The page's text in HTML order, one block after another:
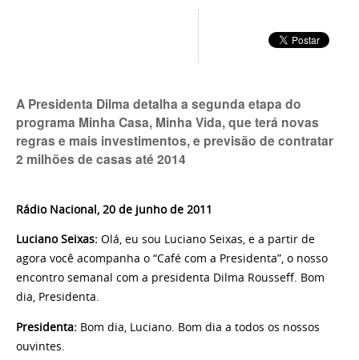
A Presidenta Dilma detalha a segunda etapa do
programa Minha Casa, Minha Vida, que terá novas
regras e mais investimentos, e previsão de contratar
2 milhões de casas até 2014
Rádio Nacional, 20 de junho de 2011
Luciano Seixas: Olá, eu sou Luciano Seixas, e a partir de
agora você acompanha o “Café com a Presidenta”, o nosso
encontro semanal com a presidenta Dilma Rousseff. Bom
dia, Presidenta.
Presidenta: Bom dia, Luciano. Bom dia a todos os nossos
ouvintes.